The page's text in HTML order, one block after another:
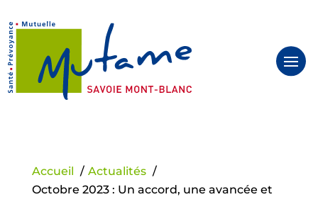
Accueil
Actualités
Octobre 2023 : Un accord, une avancée et